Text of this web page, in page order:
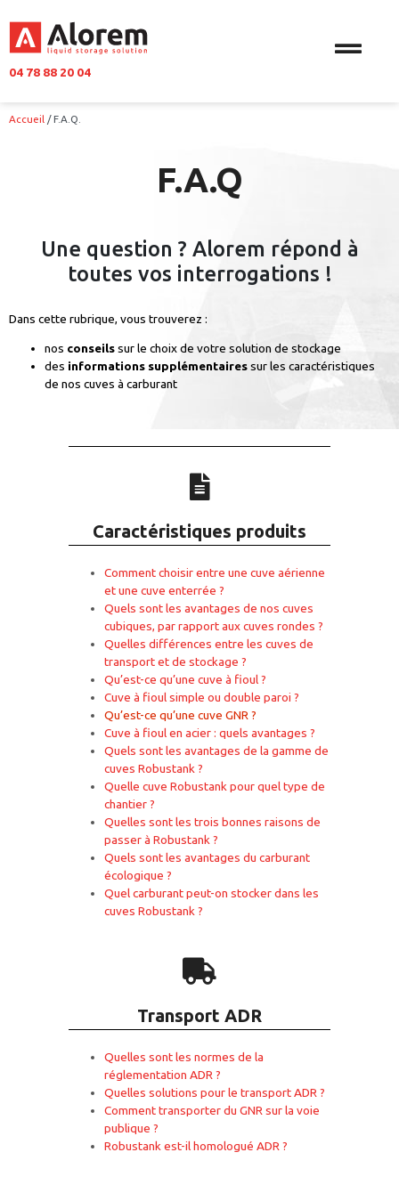
04 78 88 20 04
Accueil /F.A.Q.
F.A.Q
Une question ? Alorem répond à
toutes vos interrogations !
Dans cette rubrique, vous trouverez :
nos conseilssur le choix de votre solution de stockage
des informations supplémentairessur les caractéristiques
de nos cuves à carburant
Caractéristiques produits
Comment choisir entre une cuve aérienne
et une cuve enterrée ?
Quels sont les avantages de nos cuves
cubiques, par rapport aux cuves rondes ?
Quelles différences entre les cuves de
transport et de stockage ?
Qu’est-ce qu’une cuve à fioul ?
Cuve à fioul simple ou double paroi ?
Qu’est-ce qu’une cuve GNR ?
Cuve à fioul en acier : quels avantages ?
Quels sont les avantages de la gamme de
cuves Robustank ?
Quelle cuve Robustank pour quel type de
chantier ?
Quelles sont les trois bonnes raisons de
passer à Robustank ?
Quels sont les avantages du carburant
écologique ?
Quel carburant peut-on stocker dans les
cuves Robustank ?
Transport ADR
Quelles sont les normes de la
réglementation ADR ?
Quelles solutions pour le transport ADR ?
Comment transporter du GNR sur la voie
publique ?
Robustank est-il homologué ADR ?